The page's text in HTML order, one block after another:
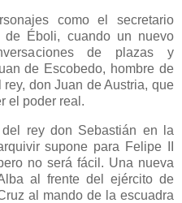
como el secretario
Éboli, cuando un nuevo
de plazas y
de Escobedo, hombre de
don Juan de Austria, que
el poder real.
rey don Sebastián en la
supone para Felipe II
no será fácil. Una nueva
al frente del ejército de
al mando de la escuadra